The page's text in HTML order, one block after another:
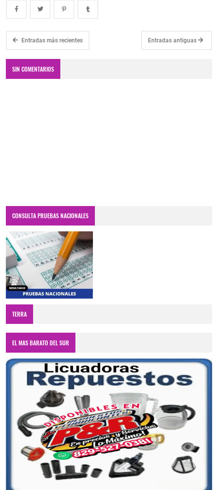
Entradas más recientes Entradas antiguas
SIN COMENTARIOS
CONSULTA PRUEBAS NACIONALES
TERRA
EL MAS BARATO DEL SUR